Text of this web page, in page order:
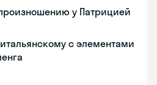
у Патрицией
с элементами